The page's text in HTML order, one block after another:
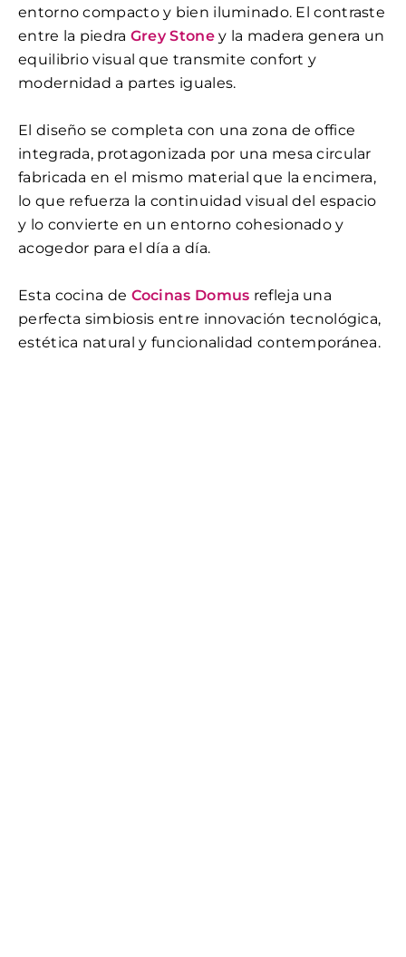
entorno compacto y bien iluminado. El contraste
entre la piedra Grey Stone y la madera genera un
equilibrio visual que transmite confort y
modernidad a partes iguales.
El diseño se completa con una zona de office
integrada, protagonizada por una mesa circular
fabricada en el mismo material que la encimera,
lo que refuerza la continuidad visual del espacio
y lo convierte en un entorno cohesionado y
acogedor para el día a día.
Esta cocina de Cocinas Domus refleja una
perfecta simbiosis entre innovación tecnológica,
estética natural y funcionalidad contemporánea.